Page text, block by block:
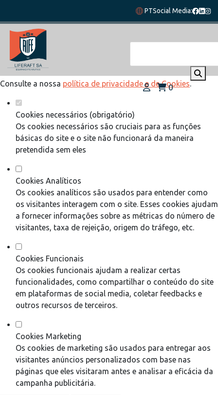
Defina as suas preferências de cookies
para este website.
Este website utiliza cookies estritamente necessários,
analíticos e funcionais, para lhe oferecer uma boa experiência
de navegação e acesso a todas as funcionalidades.
Consulte a nossa política de privacidade e de Cookies.
Cookies necessários (obrigatório)
Os cookies necessários são cruciais para as funções
básicas do site e o site não funcionará da maneira
pretendida sem eles
Cookies Analíticos
Os cookies analíticos são usados para entender como
os visitantes interagem com o site. Esses cookies ajudam
a fornecer informações sobre as métricas do número de
visitantes, taxa de rejeição, origem do tráfego, etc.
Cookies Funcionais
Os cookies funcionais ajudam a realizar certas
funcionalidades, como compartilhar o conteúdo do site
em plataformas de social media, coletar feedbacks e
outros recursos de terceiros.
Cookies Marketing
Os cookies de marketing são usados para entregar aos
visitantes anúncios personalizados com base nas
páginas que eles visitaram antes e analisar a eficácia da
campanha publicitária.
PTSocial Media:
0